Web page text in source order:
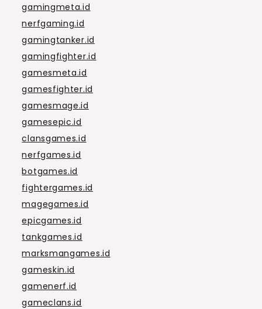
gamingmeta.id
nerfgaming.id
gamingtanker.id
gamingfighter.id
gamesmeta.id
gamesfighter.id
gamesmage.id
gamesepic.id
clansgames.id
nerfgames.id
botgames.id
fightergames.id
magegames.id
epicgames.id
tankgames.id
marksmangames.id
gameskin.id
gamenerf.id
gameclans.id